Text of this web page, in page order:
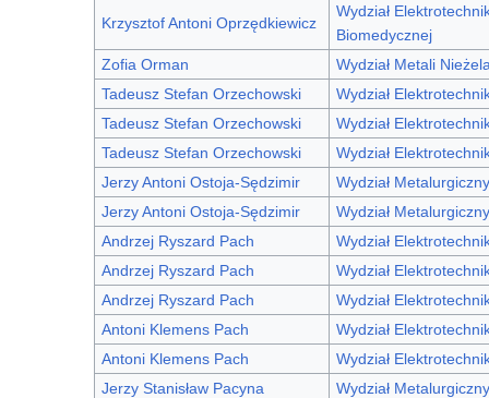
Krzysztof Antoni Oprzędkiewicz
Wydział
Biomedycznej
Zofia Orman
Wydział Metali
Tadeusz Stefan Orzechowski
Wydział
Tadeusz Stefan Orzechowski
Wydział
Tadeusz Stefan Orzechowski
Wydział
Jerzy Antoni Ostoja-Sędzimir
Wydział Metalurgiczny
Jerzy Antoni Ostoja-Sędzimir
Wydział Metalurgiczny
Andrzej Ryszard Pach
Wydział
Andrzej Ryszard Pach
Wydział
Andrzej Ryszard Pach
Wydział
Antoni Klemens Pach
Wydział
Antoni Klemens Pach
Wydział
Jerzy Stanisław Pacyna
Wydział Metalurgiczny